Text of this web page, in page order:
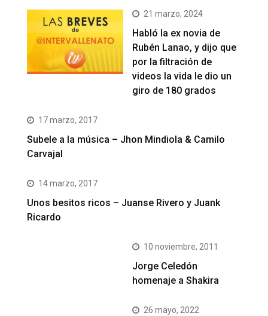
21 marzo, 2024
Habló la ex novia de
Rubén Lanao, y dijo que
por la filtración de
videos la vida le dio un
giro de 180 grados
17 marzo, 2017
Subele a la música – Jhon Mindiola & Camilo
Carvajal
14 marzo, 2017
Unos besitos ricos – Juanse Rivero y Juank
Ricardo
10 noviembre, 2011
Jorge Celedón
homenaje a Shakira
26 mayo, 2022